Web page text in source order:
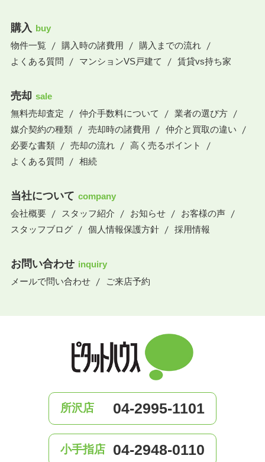
購入 buy
物件一覧
購入時の諸費用
購入までの流れ
よくある質問
マンションVS戸建て 賃貸vs持ち家
売却 sale
無料売却査定
仲介手数料について
業者の選び方
媒介契約の種類
売却時の諸費用
仲介と買取の違い
必要な書類
売却の流れ
高く売るポイント
よくある質問
相続
当社について company
会社概要
スタッフ紹介 お知らせ
お客様の声
スタッフブログ
個人情報保護方針 採用情報
お問い合わせ inquiry
メールで問い合わせ
ご来店予約
所沢店 04-2995-1101
小手指店 04-2948-0110